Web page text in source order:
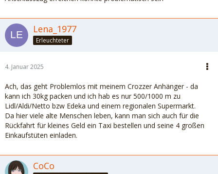
Lena_1977
Erleuchteter
4. Januar 2025
Ach, das geht Problemlos mit meinem Crozzer Anhänger - da
kann ich 30kg packen und ich hab es nur 500/1000 m zu
Lidl/Aldi/Netto bzw Edeka und einem regionalen Supermarkt.
Da hier viele alte Menschen leben, kann man sich auch für die
Rückfahrt für kleines Geld ein Taxi bestellen und seine 4 großen
Einkaufstüten einladen.
CoCo